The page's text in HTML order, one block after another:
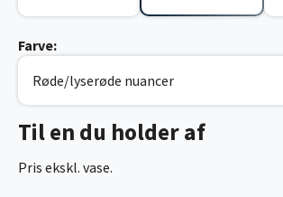
Til en du holder af
Pris ekskl. vase.
Farve: